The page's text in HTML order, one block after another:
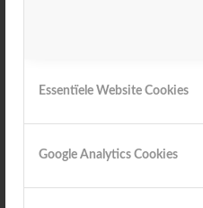
Essentïele Website Cookies
Google Analytics Cookies